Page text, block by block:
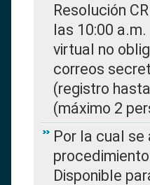
Resolución
las 10:00
virtual no
correos
(registro
(máximo 2
Por la cual
Disponible